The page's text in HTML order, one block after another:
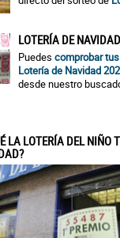
LOTERÍA DE
Puedes comprobar
Lotería de Navidad
desde nuestro
LA LOTERÍA DEL NIÑO